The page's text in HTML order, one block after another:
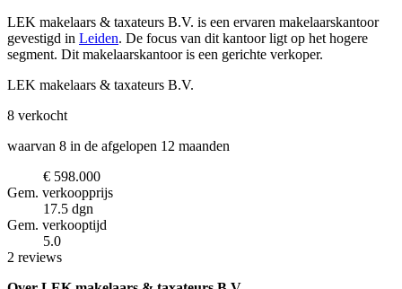
LEK makelaars & taxateurs B.V. is een ervaren makelaarskantoor
gevestigd in Leiden. De focus van dit kantoor ligt op het hogere
segment. Dit makelaarskantoor is een gerichte verkoper.
LEK makelaars & taxateurs B.V.
8 verkocht
waarvan 8 in de afgelopen 12 maanden
€ 598.000
Gem. verkoopprijs
17.5 dgn
Gem. verkooptijd
5.0
2 reviews